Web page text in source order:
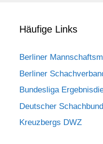
Häufige Links
Berliner
Berliner
Bundesliga
Deutscher Schachbund
Kreuzbergs DWZ